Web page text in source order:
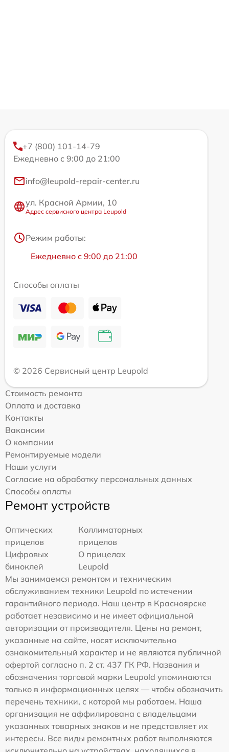
+7 (800) 101-14-79
Ежедневно с 9:00 до 21:00
info@leupold-repair-center.ru
ул. Красной Армии, 10
Адрес сервисного центра Leupold
Режим работы:
Ежедневно с 9:00 до 21:00
Способы оплаты
© 2026 Сервисный центр Leupold
Стоимость ремонта
Оплата и доставка
Контакты
Вакансии
О компании
Ремонтируемые модели
Наши услуги
Согласие на обработку персональных данных
Способы оплаты
Ремонт устройств
Оптических
прицелов
Коллиматорных
прицелов
Цифровых
биноклей
О прицелах
Leupold
Мы занимаемся ремонтом и техническим
обслуживанием техники Leupold по истечении
гарантийного периода. Наш центр в Красноярске
работает независимо и не имеет официальной
авторизации от производителя. Цены на ремонт,
указанные на сайте, носят исключительно
ознакомительный характер и не являются публичной
офертой согласно п. 2 ст. 437 ГК РФ. Названия и
обозначения торговой марки Leupold упоминаются
только в информационных целях — чтобы обозначить
перечень техники, с которой мы работаем. Наша
организация не аффилирована с владельцами
указанных товарных знаков и не представляет их
интересы. Все виды ремонтных работ выполняются